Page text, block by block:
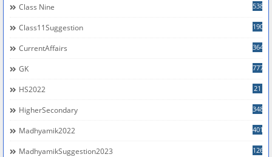
Class Nine 538
Class11Suggestion 190
CurrentAffairs 364
GK 777
HS2022 21
HigherSecondary 348
Madhyamik2022 401
MadhyamikSuggestion2023 126